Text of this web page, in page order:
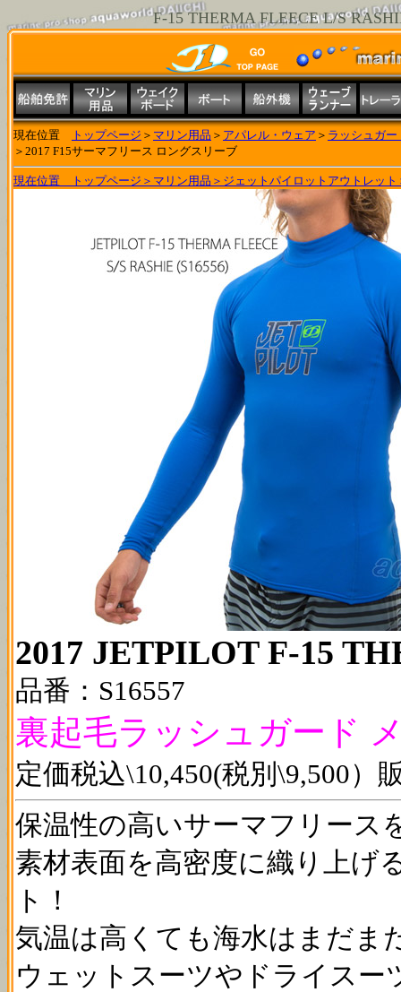
F-15 THERMA FLEECE L/S
現在位置 トップページ ＞ マリン用品 ＞ アパレル・ウェア ＞ ラッシュガー
＞2017 F15サーマフリース ロングスリーブ
現在位置 トップページ ＞ マリン用品 ＞ ジェットパイロットアウトレット
2017 JETPILOT F-15
品番：S16557
裏起毛ラッシュガード
定価税込\10,450(税別\9,500）
保温性の高いサーマフリース
素材表面を高密度に織り上げ
ト！
気温は高くても海水はまだま
ウェットスーツやドライス